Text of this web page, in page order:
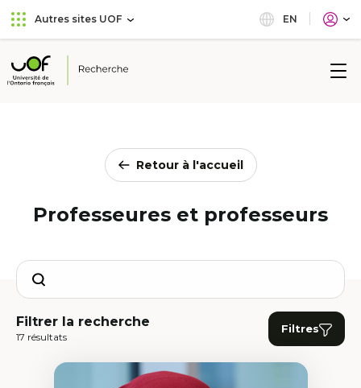
Aller
au
principal
Passer
au
Autres sites UOF EN
Université
Retour à l'accueil
Professeures et professeurs
Search
Filtrer la recherche
17 résultats
Filtres